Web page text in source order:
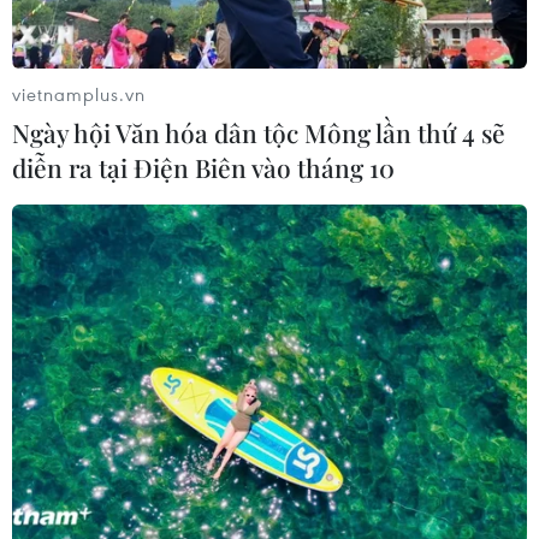
người Việt
06/08/2026 03:40
Chọn đúng đầu tàu: Danh mục
doanh nghiệp nhà nước mạnh và bài
toán giao nhiệm vụ
06/08/2026 00:56
Quy định chi tiết về thủ tục cấp phép
thành lập Sở giao dịch hàng hóa
05/08/2026 14:59
Foxconn đạt doanh thu cao kỷ lục
nhờ nhu cầu mạnh đối với AI
vietnamplus.vn
Ngày hội Văn hóa dân tộc Mông lần thứ 4 sẽ
diễn ra tại Điện Biên vào tháng 10